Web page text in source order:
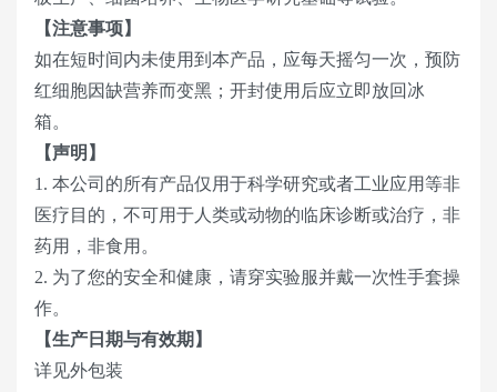
【注意事项】
如在短时间内未使用到本产品，应每天摇匀一次，预防
红细胞因缺营养而变黑；开封使用后应立即放回冰
箱。
【声明】
1. 本公司的所有产品仅用于科学研究或者工业应用等非
医疗目的，不可用于人类或动物的临床诊断或治疗，非
药用，非食用。
2. 为了您的安全和健康，请穿实验服并戴一次性手套操
作。
【生产日期与有效期】
详见外包装